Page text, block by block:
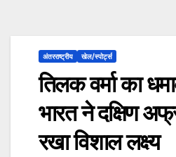
अंतरराष्ट्रीय खेल/स्पोर्ट्स
तिलक वर्मा का
भारत ने दक्षिण
रखा विशाल लक्ष्य